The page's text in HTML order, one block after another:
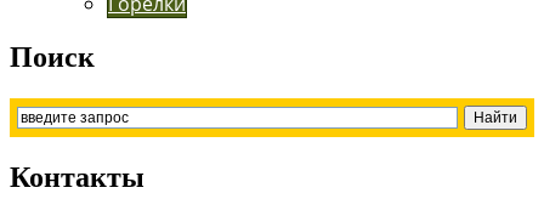
Поиск
Контакты